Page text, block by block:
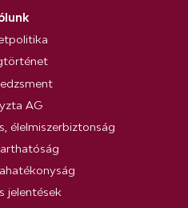
AG
élelmiszerbiztonság
jelentések